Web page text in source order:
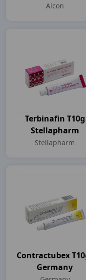
Alcon
Terbinafin T10g
Stellapharm
Stellapharm
Contractubex
Germany